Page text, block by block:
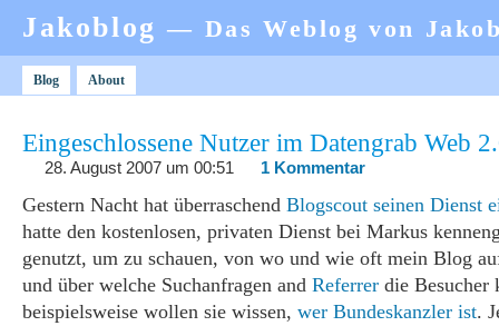
Jakoblog— Das Weblog von
Blog About
Eingeschlossene Nutzer im Datengrab Web
28. August 2007 um 00:51 1 Kommentar
Gestern Nacht hat überraschend Blogscout seinen Dienst
hatte den kostenlosen, privaten Dienst bei Markus
genutzt, um zu schauen, von wo und wie oft mein Blog
und über welche Suchanfragen and Referrer die Besucher
beispielsweise wollen sie wissen, wer Bundeskanzler ist.